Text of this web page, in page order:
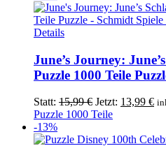
Details
June’s Journey:
Puzzle 1000 Teile
Statt: 15,99€ Ursprünglicher
Preis
15,99 €
Jetzt: 13,99 €
Puzzle 1000 Teile
-13%